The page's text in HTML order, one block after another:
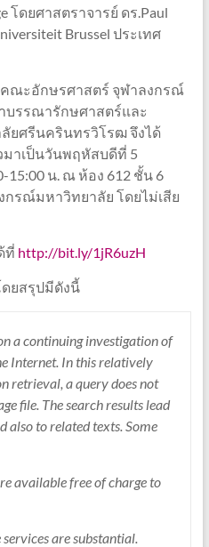
โดยศาสตราจารย์ ดร.Paul
Brussel ประเทศ
ณะอักษรศาสตร์ จุฬาลงกรณ์
บรรณารักษศาสตร์และ
ยศรีนครินทรวิโรฒ จึงได้
มาเป็นวันพฤหัสบดีที่ 5
15:00 น. ณ ห้อง 612 ชั้น 6
รณ์มหาวิทยาลัย โดยไม่เสีย
ที่ http://bit.ly/1jR6uzH
ดยสรุปมีดังนี้
a continuing investigation of
Internet. In this relatively
retrieval, a query does not
file. The search results lead
also to related texts. Some
available free of charge to
are substantial.